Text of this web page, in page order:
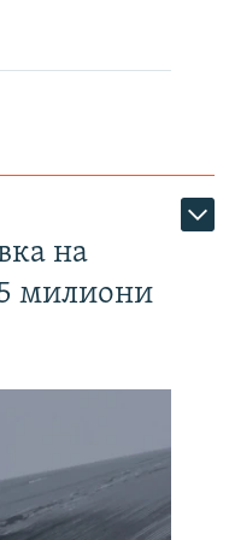
на
милиони